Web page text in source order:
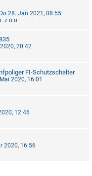
Do 28. Jan 2021, 08:55
z o.o.
20:42
FI-Schutzschalter
2020, 16:01
12:46
2020, 16:56